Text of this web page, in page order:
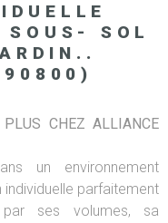
SOUS- SOL
CHEZ ALLIANCE
un environnement
parfaitement
ses volumes, sa